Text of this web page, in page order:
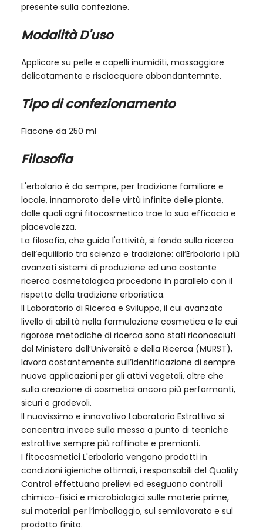
presente sulla confezione.
Modalità D'uso
Applicare su pelle e capelli inumiditi, massaggiare
delicatamente e risciacquare abbondantemnte.
Tipo di confezionamento
Flacone da 250 ml
Filosofia
L'erbolario è da sempre, per tradizione familiare e
locale, innamorato delle virtù infinite delle piante,
dalle quali ogni fitocosmetico trae la sua efficacia e
piacevolezza.
La filosofia, che guida l'attività, si fonda sulla ricerca
dell’equilibrio tra scienza e tradizione: all’Erbolario i più
avanzati sistemi di produzione ed una costante
ricerca cosmetologica procedono in parallelo con il
rispetto della tradizione erboristica.
Il Laboratorio di Ricerca e Sviluppo, il cui avanzato
livello di abilità nella formulazione cosmetica e le cui
rigorose metodiche di ricerca sono stati riconosciuti
dal Ministero dell’Università e della Ricerca (MURST),
lavora costantemente sull’identificazione di sempre
nuove applicazioni per gli attivi vegetali, oltre che
sulla creazione di cosmetici ancora più performanti,
sicuri e gradevoli.
Il nuovissimo e innovativo Laboratorio Estrattivo si
concentra invece sulla messa a punto di tecniche
estrattive sempre più raffinate e premianti.
I fitocosmetici L'erbolario vengono prodotti in
condizioni igieniche ottimali, i responsabili del Quality
Control effettuano prelievi ed eseguono controlli
chimico-fisici e microbiologici sulle materie prime,
sui materiali per l’imballaggio, sul semilavorato e sul
prodotto finito.